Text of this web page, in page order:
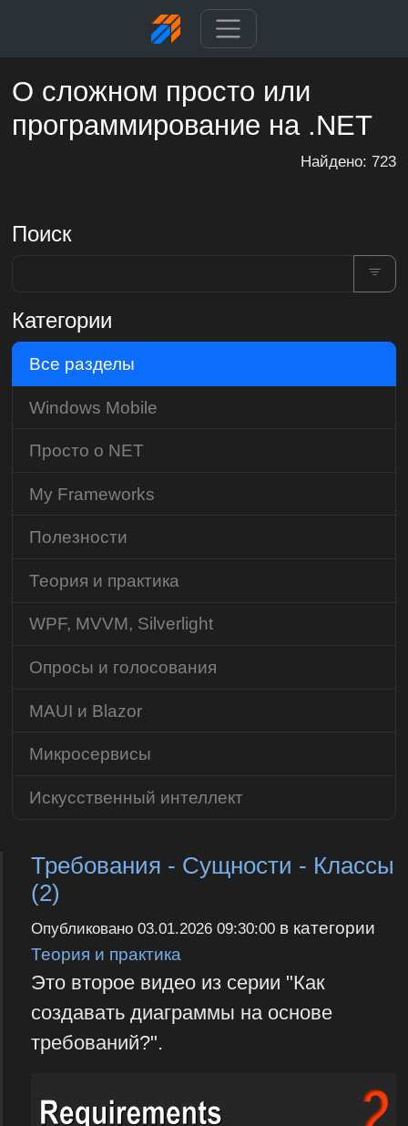
О сложном просто или
программирование на .NET
Найдено: 723
Требования - Сущности - Классы
(2)
Опубликовано 03.01.2026 09:30:00в категории
Теория и практика
Это второе видео из серии "Как
создавать диаграммы на основе
требований?".
Поиск
Категории
Все разделы
Windows Mobile
Просто о NET
My Frameworks
Полезности
Теория и практика
WPF, MVVM, Silverlight
Опросы и голосования
MAUI и Blazor
Микросервисы
Искусственный интеллект